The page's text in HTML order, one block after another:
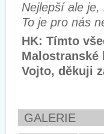
Nejlepší ale
To je pro nás
HK: Tímto
Malostranské
Vojto, děkuji
GALERIE